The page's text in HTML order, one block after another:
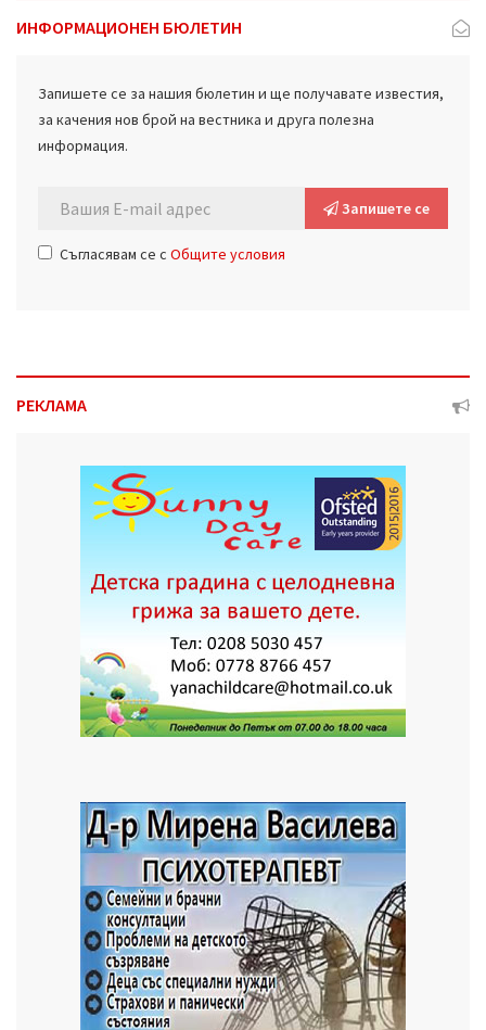
ИНФОРМАЦИОНЕН БЮЛЕТИН
Запишете се за нашия бюлетин и ще получавате известия,
за качения нов брой на вестника и друга полезна
информация.
Запишете се
Съгласявам се с Общите условия
РЕКЛАМА